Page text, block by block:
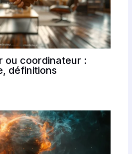
ou coordinateur :
définitions